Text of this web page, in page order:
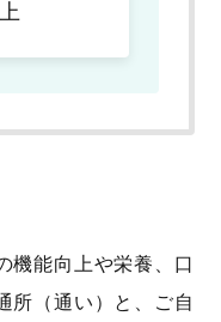
機能向上や栄養、口
所（通い）と、ご自